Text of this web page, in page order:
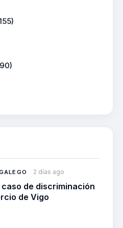
2 días ago
de discriminación
de Vigo